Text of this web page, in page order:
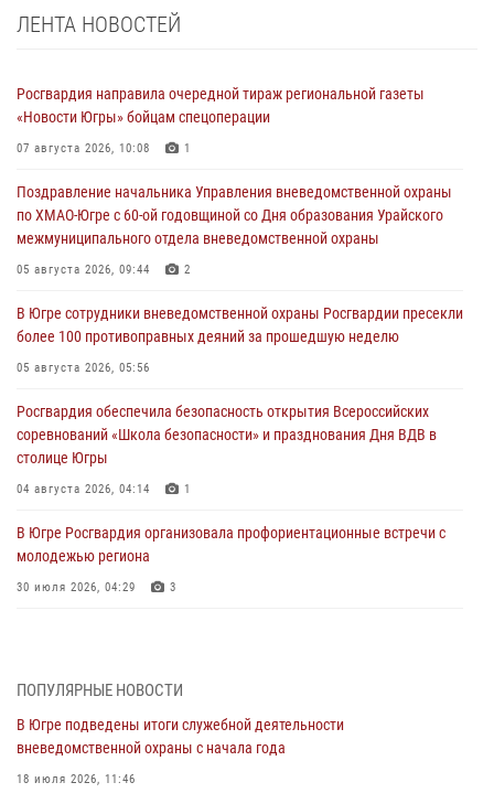
ЛЕНТА НОВОСТЕЙ
Росгвардия направила очередной тираж региональной газеты
«Новости Югры» бойцам спецоперации
07 августа 2026, 10:08 1
Поздравление начальника Управления вневедомственной охраны
по ХМАО-Югре с 60-ой годовщиной со Дня образования Урайского
межмуниципального отдела вневедомственной охраны
05 августа 2026, 09:44 2
В Югре сотрудники вневедомственной охраны Росгвардии пресекли
более 100 противоправных деяний за прошедшую неделю
05 августа 2026, 05:56
Росгвардия обеспечила безопасность открытия Всероссийских
соревнований «Школа безопасности» и празднования Дня ВДВ в
столице Югры
04 августа 2026, 04:14 1
В Югре Росгвардия организовала профориентационные встречи с
молодежью региона
30 июля 2026, 04:29 3
27 июля 2026, 11:42
Представители Росгвардии принимают участие в
межведомственных проверках объектов образования в Югре
27 июля 2026, 04:35
ПОПУЛЯРНЫЕ НОВОСТИ
В Югре подведены итоги служебной деятельности
вневедомственной охраны с начала года
18 июля 2026, 11:46